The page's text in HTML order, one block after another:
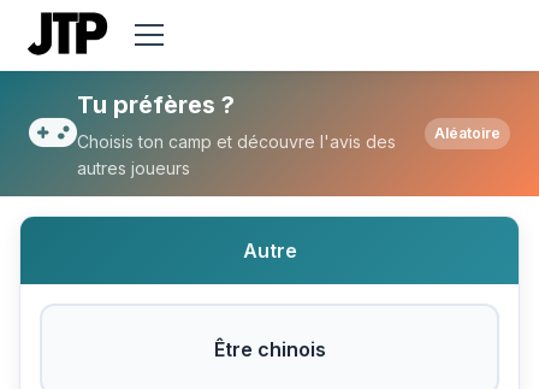
Tu préfères Être chinois ou Être japonais
Tu préfères ?
Choisis ton camp et découvre l'avis des
autres joueurs
Aléatoire
Autre
Être chinois